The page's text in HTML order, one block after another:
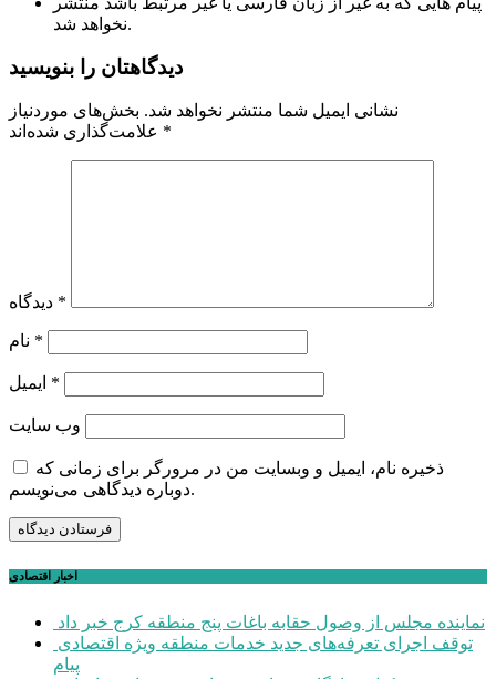
نخواهد شد.
دیدگاهتان را بنویسید
نشانی ایمیل شما منتشر نخواهد شد. بخش‌های موردنیاز
*
*
*
*
وب‌ سایت
ذخیره نام، ایمیل و وبسایت من در مرورگر برای زمانی که
دوباره دیدگاهی می‌نویسم.
اخبار اقتصادی
نماینده مجلس از وصول حقابه باغات پنج منطقه کرج خبر داد
پیام